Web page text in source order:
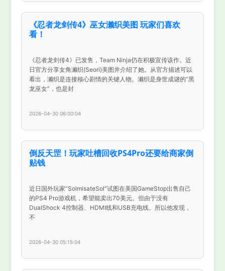
《忍者龙剑传4》巫女濑织美图 玩家们喜欢
看！
《忍者龙剑传4》已发售，Team Ninja仍在积极宣传该作。近
日官方分享女角濑织(Seori)美图并介绍了她。从官方描述可以
看出，濑织是连接核心剧情的关键人物。濑织是身世成谜的“黑
龙巫女”，也是封
2026-04-30 06:00:04
倒反天罡！玩家吐槽回收PS4Pro还要给商家倒
贴钱
近日国外玩家“SolmisateSol”试图在美国GameStop出售自己
的PS4 Pro游戏机，希望能卖出70美元。但由于没有
DualShock 4控制器、HDMI线和USB充电线。所以他发现，
不
2026-04-30 05:15:04